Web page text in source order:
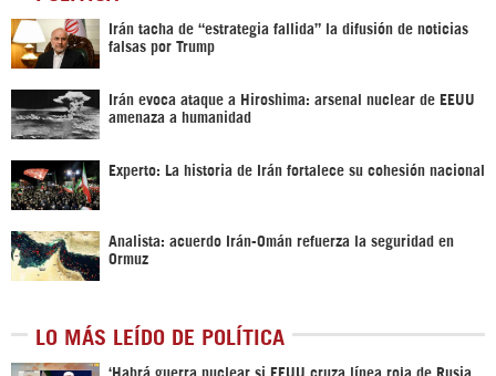
Irán tacha de “estrategia fallida” la difusión de noticias
falsas por Trump
Irán evoca ataque a Hiroshima: arsenal nuclear de EEUU
amenaza a humanidad
Experto: La historia de Irán fortalece su cohesión nacional
Analista: acuerdo Irán-Omán refuerza la seguridad en
Ormuz
LO MÁS LEÍDO DE POLÍTICA
‎‘Habrá guerra nuclear si EEUU cruza línea roja de Rusia